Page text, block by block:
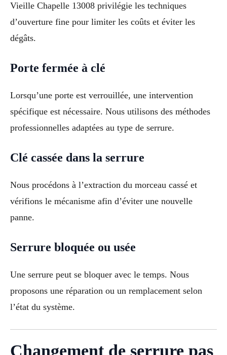
Vieille Chapelle 13008 privilégie les techniques
d’ouverture fine pour limiter les coûts et éviter les
dégâts.
Porte fermée à clé
Lorsqu’une porte est verrouillée, une intervention
spécifique est nécessaire. Nous utilisons des méthodes
professionnelles adaptées au type de serrure.
Clé cassée dans la serrure
Nous procédons à l’extraction du morceau cassé et
vérifions le mécanisme afin d’éviter une nouvelle
panne.
Serrure bloquée ou usée
Une serrure peut se bloquer avec le temps. Nous
proposons une réparation ou un remplacement selon
l’état du système.
Changement de serrure pas